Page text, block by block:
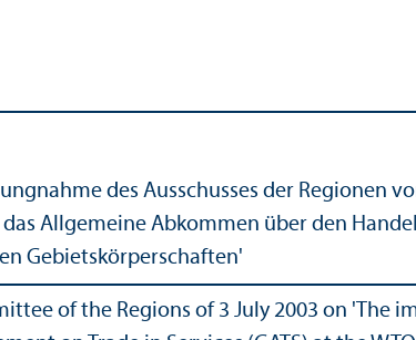
des Ausschusses der Regionen
Allgemeine Abkommen über den
Gebietskörperschaften'
of the Regions of 3 July 2003 on